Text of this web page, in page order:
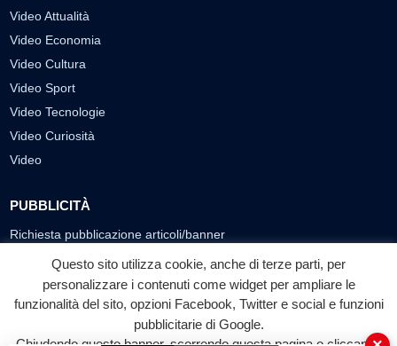
Video Attualità
Video Economia
Video Cultura
Video Sport
Video Tecnologie
Video Curiosità
Video
PUBBLICITÀ
Richiesta pubblicazione articoli/banner
SEGUICI SUI SOCIAL
f
Facebook
◎ ▶
YouTube
Questo sito utilizza cookie, anche di terze parti, per
personalizzare i contenuti come widget per ampliare le
funzionalità del sito, opzioni Facebook, Twitter e social e funzioni
pubblicitarie di Google.